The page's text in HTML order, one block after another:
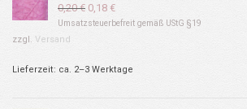
0,20€ Ursprünglicher
Preis
0,18 €Aktueller
Preis
Umsatzsteuerbefreit gemäß UStG §19
zzgl. Versand
Lieferzeit: ca. 2–3 Werktage